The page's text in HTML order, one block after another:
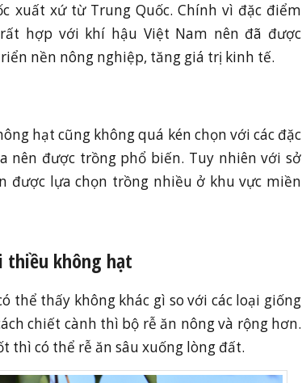
xuất xứ từ Trung Quốc. Chính vì đặc điểm
hợp với khí hậu Việt Nam nên đã được
nền nông nghiệp, tăng giá trị kinh tế.
hạt cũng không quá kén chọn với các đặc
nên được trồng phổ biến. Tuy nhiên với sở
được lựa chọn trồng nhiều ở khu vực miền
thiều không hạt
thể thấy không khác gì so với các loại giống
chiết cành thì bộ rễ ăn nông và rộng hơn.
thì có thể rễ ăn sâu xuống lòng đất.